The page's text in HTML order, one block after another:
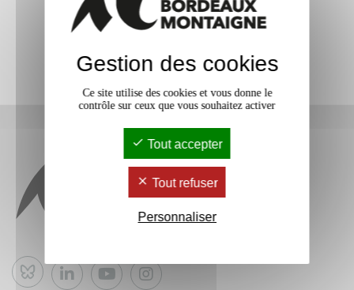
Bluesky
Gestion des cookies
Ce site utilise des cookies et vous donne le
contrôle sur ceux que vous souhaitez activer
Tout accepter
Tout refuser
Personnaliser